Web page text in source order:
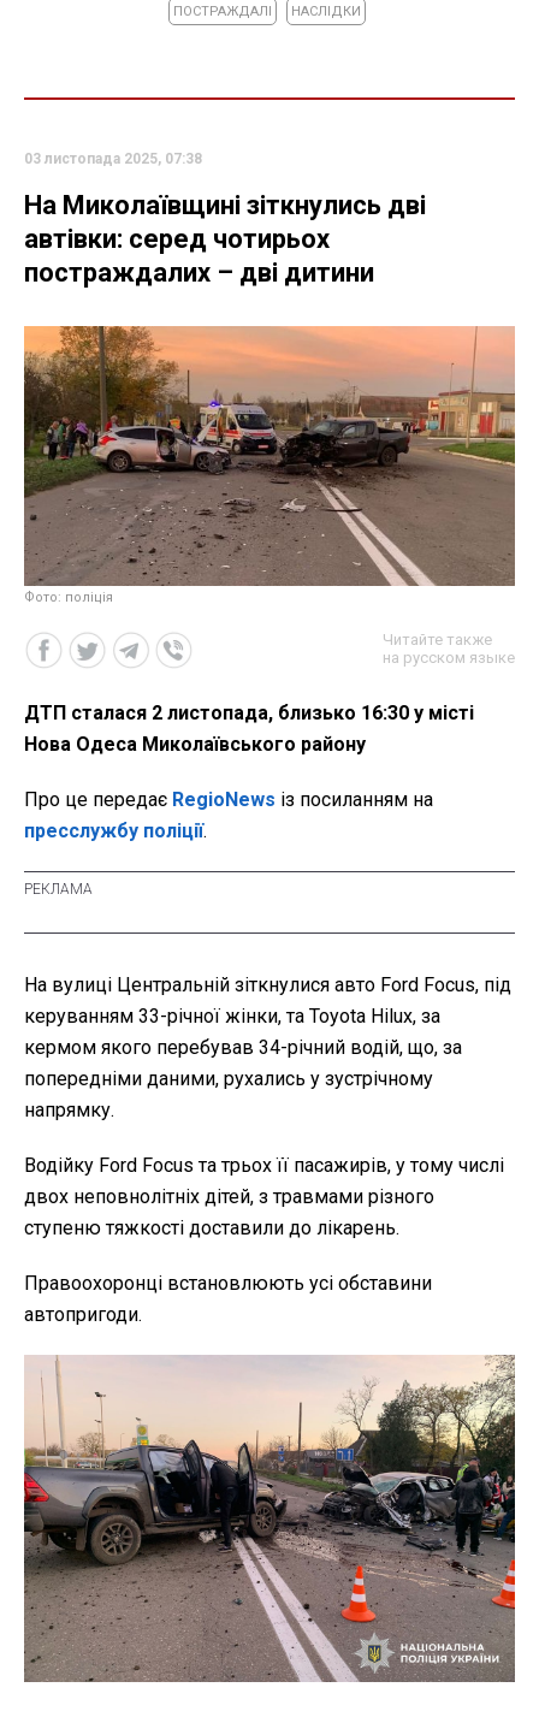
ПОСТРАЖДАЛІ НАСЛІДКИ
03 листопада 2025, 07:38
На Миколаївщині зіткнулись дві
автівки: серед чотирьох
постраждалих – дві дитини
Фото: поліція
Читайте также
на русском языке
ДТП сталася 2 листопада, близько 16:30 у місті
Нова Одеса Миколаївського району
Про це передає RegioNews із посиланням на
пресслужбу поліції.
На вулиці Центральній зіткнулися авто Ford Focus, під
керуванням 33-річної жінки, та Toyota Hilux, за
кермом якого перебував 34-річний водій, що, за
попередніми даними, рухались у зустрічному
напрямку.
Водійку Ford Focus та трьох її пасажирів, у тому числі
двох неповнолітніх дітей, з травмами різного
ступеню тяжкості доставили до лікарень.
Правоохоронці встановлюють усі обставини
автопригоди.